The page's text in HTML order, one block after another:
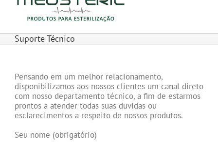
Suporte Técnico
Pensando em um melhor relacionamento,
disponibilizamos aos nossos clientes um canal direto
com nosso departamento técnico, a fim de estarmos
prontos a atender todas suas duvidas ou
esclarecimentos a respeito de nossos produtos.
Seu nome (obrigatório)